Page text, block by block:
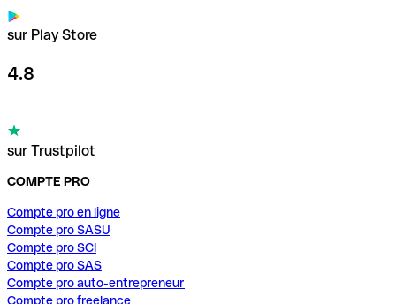
sur Play Store
4.8
sur Trustpilot
COMPTE PRO
Compte pro en ligne
Compte pro SASU
Compte pro SCI
Compte pro SAS
Compte pro auto-entrepreneur
Compte pro freelance